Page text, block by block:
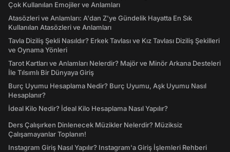
Çok Kullanılan Emojiler ve Anlamları
Atasözleri ve Anlamları: A'dan Z'ye Gündelik Hayatta En Sık
Kullanılan Atasözleri ve Anlamları
Tavla Diziliş Şekli Nasıldır? Erkek Tavlası ve Kız Tavlası Diziliş Şekilleri
ve Oynama Yönleri
Tarot Kartları ve Anlamları Nelerdir? Majör ve Minör Arkana Desteleri
İle Tılsımlı Bir Dünyaya Giriş
Burç Uyumu Hesaplama Nedir? Burç Uyumu, Aşk Uyumu Nasıl
Hesaplanır?
İdeal Kilo Nedir? İdeal Kilo Hesaplama Nasıl Yapılır?
Ders Çalışırken Dinlenecek Müzikler Nelerdir? Müziksiz
Çalışamayanlar Toplanın!
Instagram Giriş Nasıl Yapılır? Instagram'a Giriş İşlemleri Rehberi